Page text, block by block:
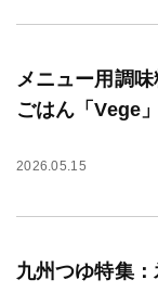
メニュー用調
ごはん「Vege
2026.05.15
九州つゆ特集